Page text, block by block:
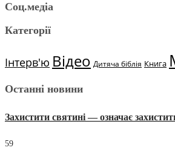
Соц.медіа
Категорії
Інтерв'ю Відео Дитяча біблія Книга
Останні новини
Захистити святині — означає
59